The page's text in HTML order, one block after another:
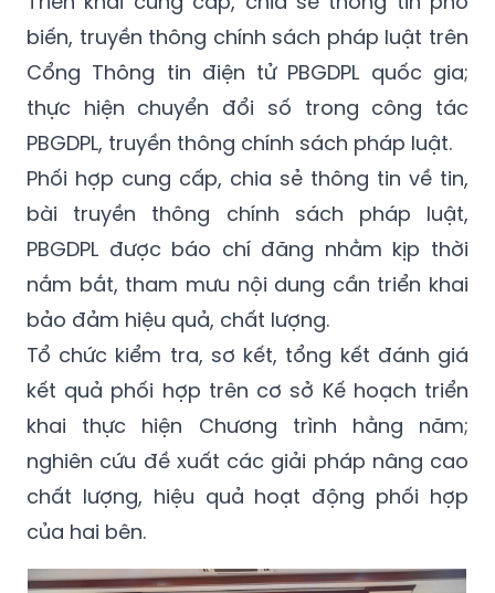
Cổng Thông tin điện tử PBGDPL quốc gia;
thực hiện chuyển đổi số trong công tác
PBGDPL, truyền thông chính sách pháp luật.
Phối hợp cung cấp, chia sẻ thông tin về tin,
bài truyền thông chính sách pháp luật,
PBGDPL được báo chí đăng nhằm kịp thời
nắm bắt, tham mưu nội dung cần triển khai
bảo đảm hiệu quả, chất lượng.
Tổ chức kiểm tra, sơ kết, tổng kết đánh giá
kết quả phối hợp trên cơ sở Kế hoạch triển
khai thực hiện Chương trình hằng năm;
nghiên cứu đề xuất các giải pháp nâng cao
chất lượng, hiệu quả hoạt động phối hợp
của hai bên.